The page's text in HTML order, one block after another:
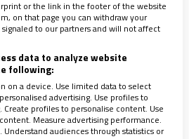
or the link in the footer of the website
on that page you can withdraw your
to our partners and will not affect
data to analyze website
following:
on a device. Use limited data to select
advertising. Use profiles to
profiles to personalise content. Use
Measure advertising performance.
audiences through statistics or